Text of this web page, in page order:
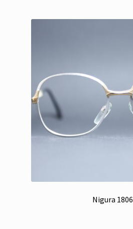
Nigura 1806